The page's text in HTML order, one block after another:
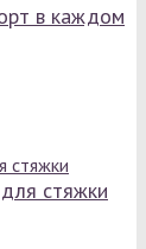
в каждом
стяжки